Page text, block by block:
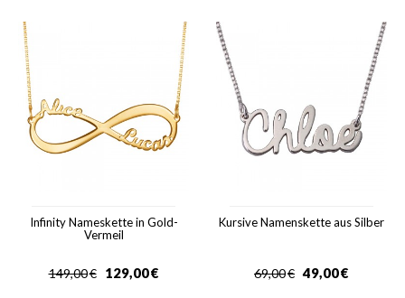
Infinity Nameskette in Gold-
Vermeil
€
149,00 €
129,00
Kursive Namenskette aus Silber
€
69,00 €
49,00